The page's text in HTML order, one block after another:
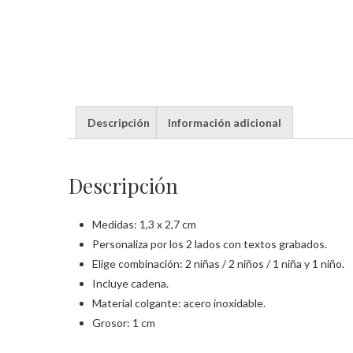
Descripción Información adicional
Descripción
Medidas: 1,3 x 2,7 cm
Personaliza por los 2 lados con textos grabados.
Elige combinación: 2 niñas / 2 niños / 1 niña y 1 niño.
Incluye cadena.
Material colgante: acero inoxidable.
Grosor: 1 cm